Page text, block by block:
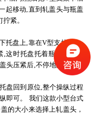
起移动,直到轧盖头与瓶盖
紧。
盘上,靠在V型支块上,一
这时托盘托着瓶子向上抬
头压紧后,不停地旋转的三
回到原位,整个操纵过程
即可。 我们这款小型台式
的大小来选择上轧盖头，